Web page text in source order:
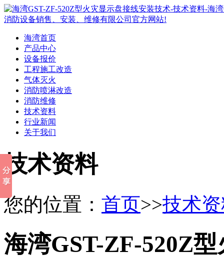
海湾首页
产品中心
设备报价
工程施工改造
气体灭火
消防喷淋改造
消防维修
技术资料
行业新闻
关于我们
技术资料
您的位置： 首页>>技术
海湾GST-ZF-520Z